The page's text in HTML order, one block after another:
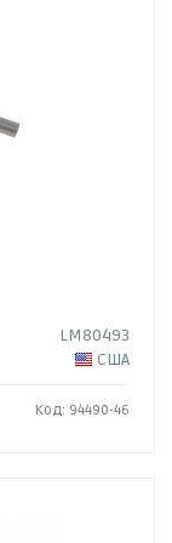
LM80493
США
Код: 94490-46